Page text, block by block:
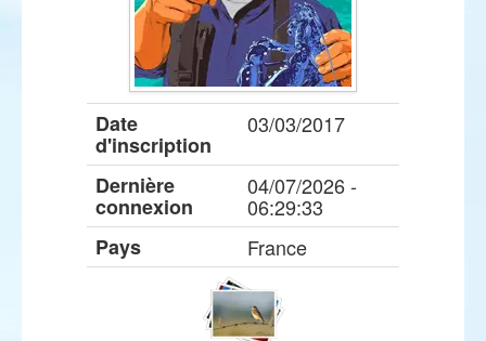
Date
d'inscription
03/03/2017
Dernière
connexion
04/07/2026 -
06:29:33
Pays
France